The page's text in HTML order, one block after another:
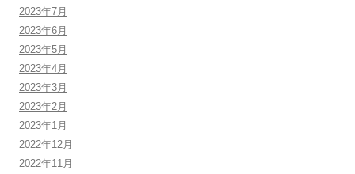
2023年7月
2023年6月
2023年5月
2023年4月
2023年3月
2023年2月
2023年1月
2022年12月
2022年11月